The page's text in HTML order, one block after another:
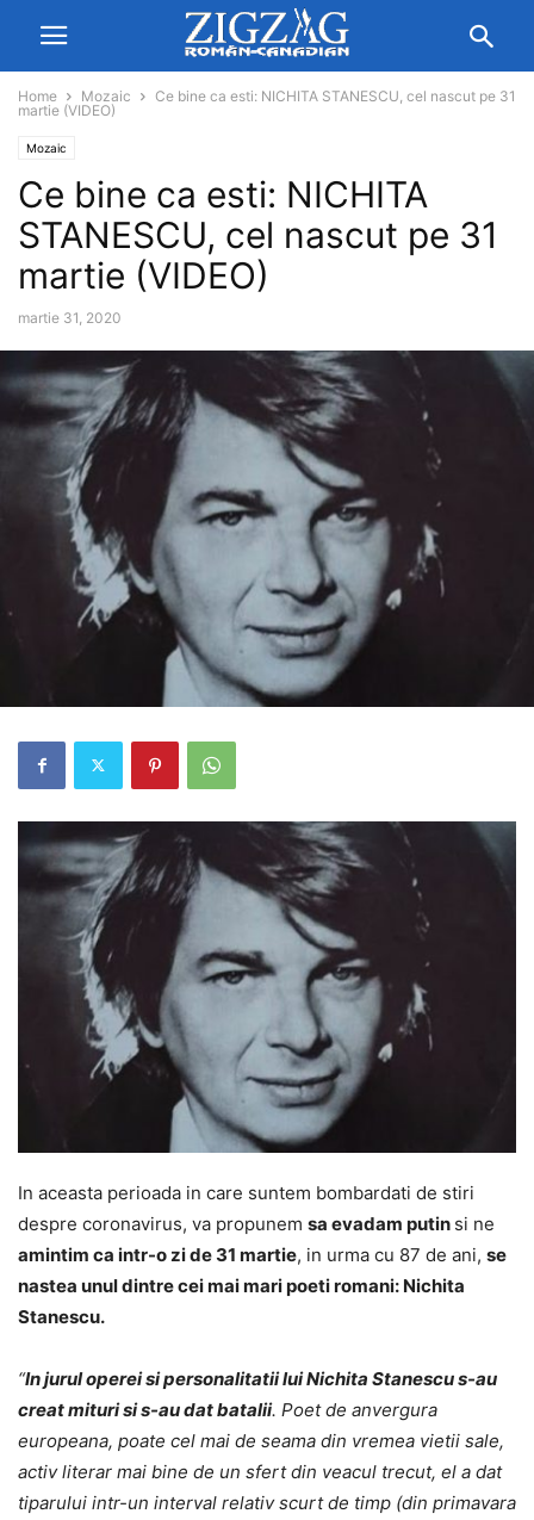
Home Mozaic
Ce bine ca esti: NICHITA STANESCU, cel nascut pe 31
martie (VIDEO)
Mozaic
Ce bine ca esti: NICHITA
STANESCU, cel nascut pe 31
martie (VIDEO)
martie 31, 2020
In aceasta perioada in care suntem bombardati de stiri
despre coronavirus, va propunem sa evadam putin si ne
amintim ca intr-o zi de 31 martie, in urma cu 87 de ani, se
nastea unul dintre cei mai mari poeti romani: Nichita
Stanescu.
“In jurul operei si personalitatii lui Nichita Stanescu s-au
creat mituri si s-au dat batalii. Poet de anvergura
europeana, poate cel mai de seama din vremea vietii sale,
activ literar mai bine de un sfert din veacul trecut, el a dat
tiparului intr-un interval relativ scurt de timp (din primavara